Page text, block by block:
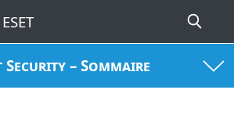
Security – Sommaire